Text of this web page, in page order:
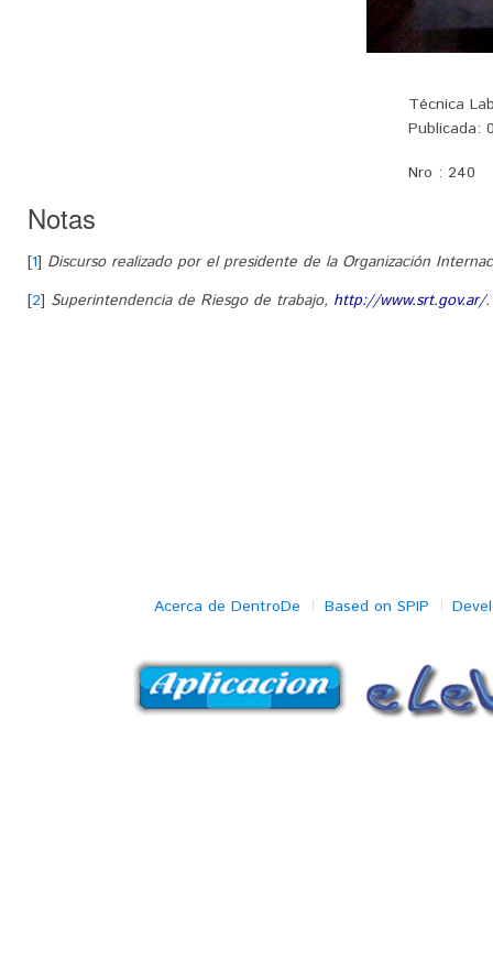
Técnica
Publicada:
Nro : 240
Notas
[1] Discurso realizado por el presidente de la Organización
[2] Superintendencia de Riesgo de trabajo, http://www.srt.gov.ar/.
Acerca de DentroDe Based on SPIP